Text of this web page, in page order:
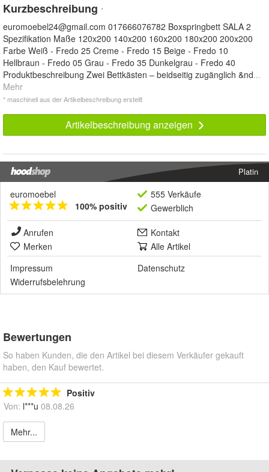
Kurzbeschreibung *
euromoebel24@gmail.com 017666076782 Boxspringbett SALA 2
Spezifikation Maße 120x200 140x200 160x200 180x200 200x200
Farbe Weiß - Fredo 25 Creme - Fredo 15 Beige - Fredo 10
Hellbraun - Fredo 05 Grau - Fredo 35 Dunkelgrau - Fredo 40
Produktbeschreibung Zwei Bettkästen – beidseitig zugänglich &nd...
Mehr
* maschinell aus der Artikelbeschreibung erstellt
Artikelbeschreibung anzeigen
Platin
euromoebel
100% positiv
555 Verkäufe
Gewerblich
Anrufen
Kontakt
Merken
Alle Artikel
Impressum
Datenschutz
Widerrufsbelehrung
Bewertungen
So haben Kunden, die den Artikel bei diesem Verkäufer gekauft
haben, den Kauf bewertet.
Positiv
Von: l***u 08.08.26
Mehr...